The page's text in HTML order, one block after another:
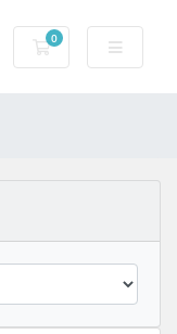
0
服务器租用-购物车